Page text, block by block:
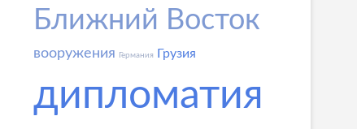
Ближний Восток
вооружения Германия Грузия
дипломатия